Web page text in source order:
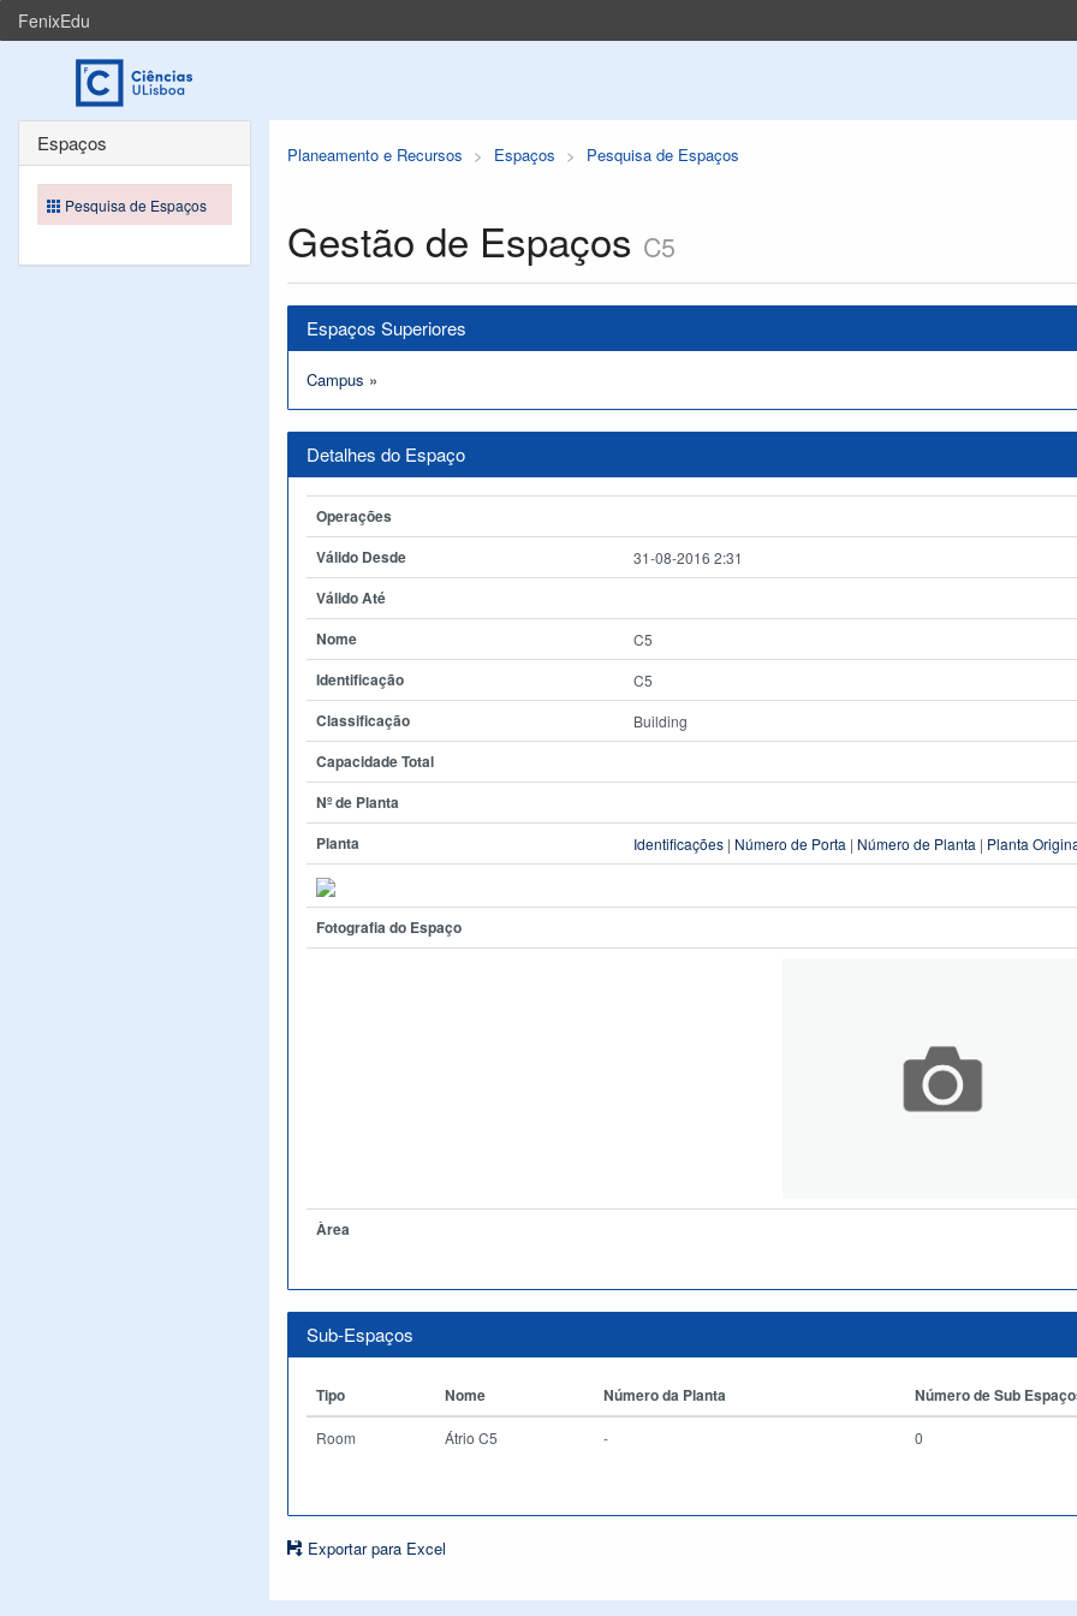
FenixEdu
Planeamento e Recursos Espaços Pesquisa de Espaços
Gestão de Espaços C5
Espaços Superiores
Campus »
Detalhes do Espaço
Operações
Válido Desde
31-08-2016 2:31
Válido Até
Nome
C5
Identificação C5
Classificação Building
Capacidade Total
Nº de Planta
Planta
Identificações | Número de Porta | Número de Planta | Planta
Fotografia do Espaço
Àrea
Sub-Espaços
Tipo Nome Número da Planta Número de Sub
Room Átrio C5 - 0
Exportar para Excel
Espaços
Pesquisa de Espaços